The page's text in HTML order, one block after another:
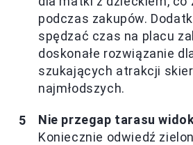
podczas zakupów.
spędzać czas na placu
doskonałe rozwiązanie
szukających atrakcji
najmłodszych.
Nie przegap tarasu
Koniecznie odwiedź